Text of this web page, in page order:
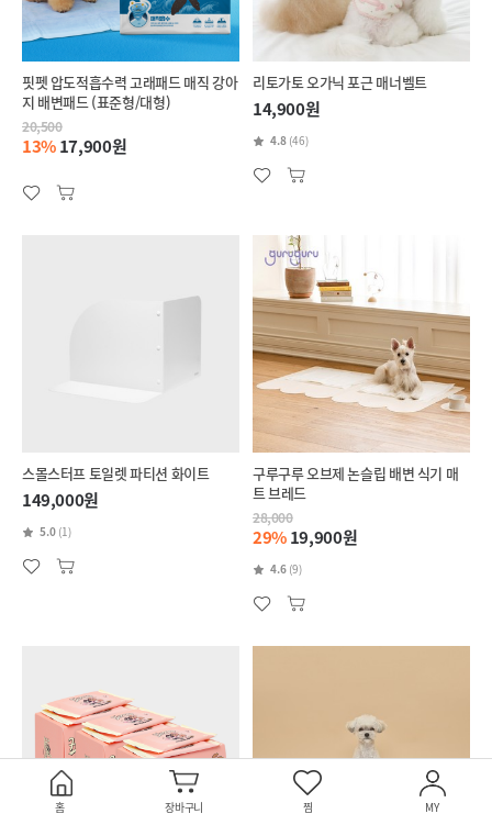
핏펫 압도적흡수력 고래패드 매직 강아
지 배변패드 (표준형/대형)
20,500
13%17,900원
리토가토 오가닉 포근 매너벨트
14,900원
4.8 (46)
스몰스터프 토일렛 파티션 화이트
149,000원
5.0 (1)
구루구루 오브제 논슬립 배변 식기 매
트 브레드
28,000
29%19,900원
4.6 (9)
홈 장바구니 찜 MY